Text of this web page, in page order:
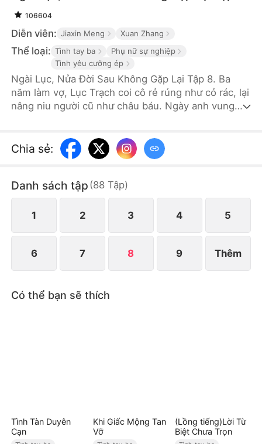
106604
Diễn viên: Jiaxin Meng Xuan Zhang
Thể loại: Tình tay ba
Phụ nữ sự nghiệp
Tình yêu cưỡng ép
Ngài Lục, Nửa Đời Sau Không Gặp Lại Tập 8. Ba
năm làm vợ, Lục Trạch coi cô rẻ rúng như cỏ rác, lại
nâng niu người cũ như châu báu. Ngày anh vung
giành giật sự sống cho cha. Tình cạn nghĩa tuyệt,
cô bỏ lại đơn ly hôn rồi biến mất. Đến lúc này, vị
để tìm vợ, nhưng liệu bát nước đổ đi... có lấy lại
được không?
Chia sẻ:
Danh sách tập (88 Tập)
1 2 3 4 5
6 7 8 9 Thêm
Có thể bạn sẽ thích
Tình Tàn Duyên
Cạn
Khi Giấc Mộng Tan
Vỡ
(Lồng tiếng)Lời Từ
Biệt Chưa Trọn